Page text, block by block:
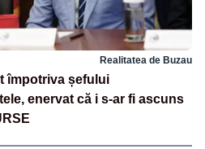
Realitatea de Buzau
împotriva șefului
enervat că i s-ar fi ascuns